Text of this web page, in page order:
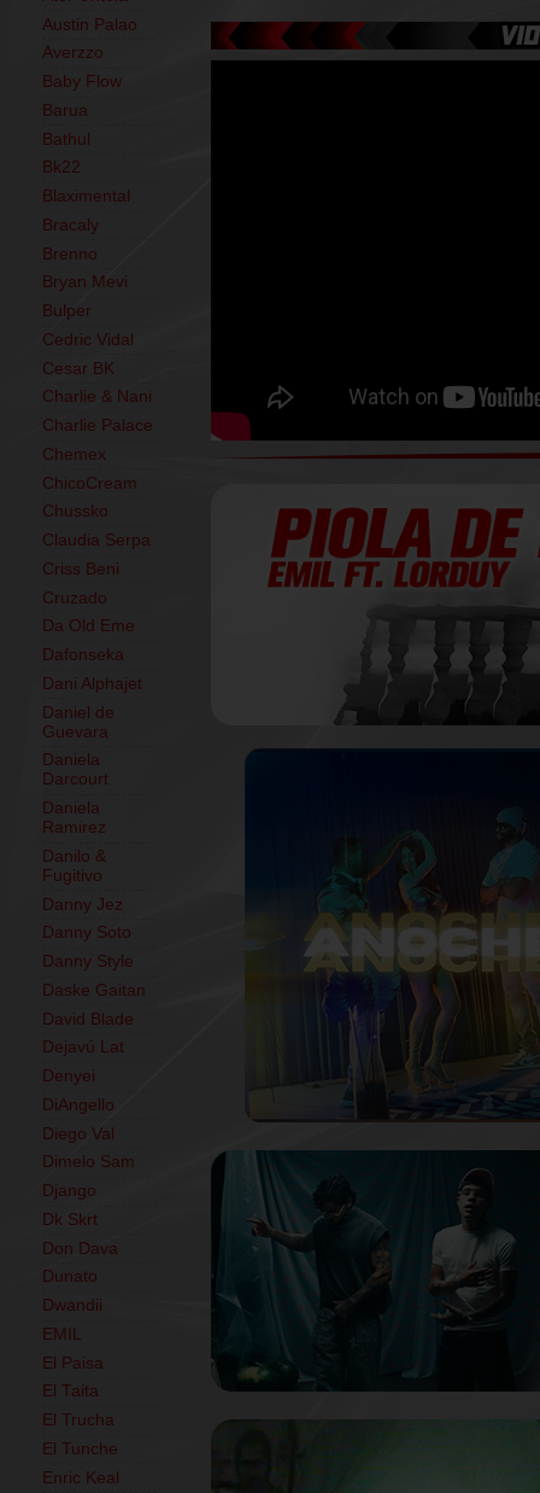
Austin Palao
Averzzo
Baby Flow
Barua
Bathul
Bk22
Blaximental
Bracaly
Brenno
Bryan Mevi
Bulper
Cedric Vidal
Cesar BK
Charlie & Nani
Charlie Palace
Chemex
ChicoCream
Chussko
Claudia Serpa
Criss Beni
Cruzado
Da Old Eme
Dafonseka
Dani Alphajet
Daniel de
Guevara
Daniela
Darcourt
Daniela
Ramirez
Danilo &
Fugitivo
Danny Jez
Danny Soto
Danny Style
Daske Gaitan
David Blade
Dejavú Lat
Denyei
DiAngello
Diego Val
Dimelo Sam
Django
Dk Skrt
Don Dava
Dunato
Dwandii
EMIL
El Paisa
El Taita
El Trucha
El Tunche
Enric Keal